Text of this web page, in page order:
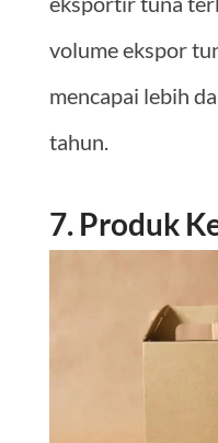
volume ekspor
mencapai lebih
tahun.
7. Produk